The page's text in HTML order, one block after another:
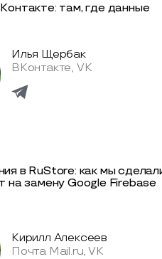
там, где данные
Илья Щербак
ВКонтакте, VK
в RuStore: как мы
на замену Google Firebase
Кирилл Алексеев
Почта Mail.ru, VK